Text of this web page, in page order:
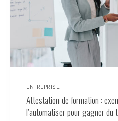
ENTREPRISE
Attestation de formation :
l’automatiser pour gagner du